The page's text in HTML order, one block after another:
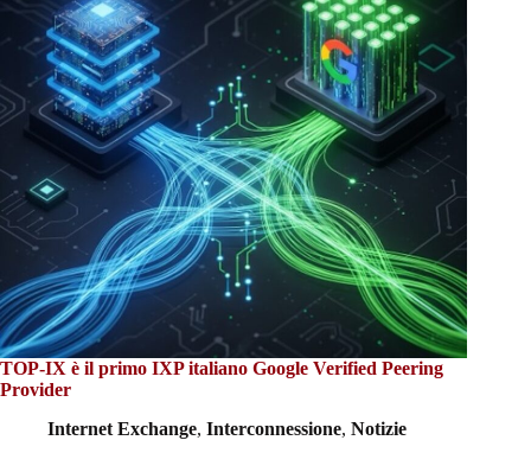
TOP-IX è il primo IXP italiano Google Verified Peering
Provider
Internet Exchange, Interconnessione, Notizie